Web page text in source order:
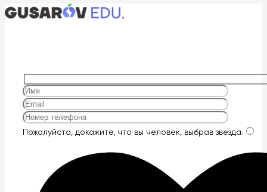
Оставьте
Пожалуйста, докажите, что вы человек, выбрав звезда.